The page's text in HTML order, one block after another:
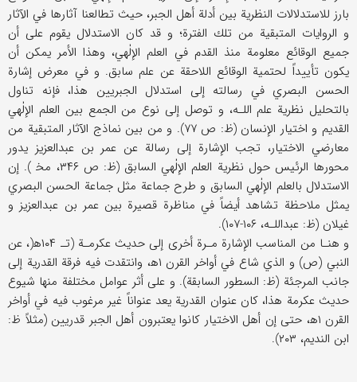
بارز للاستدلالات النظرية بين أدلة أهل الجبر، حيث تطالعنا آثارها في الآثار
و الروايات المتبقية من تلك الفترة؛ و قد كان الاستدلال يقوم على أن
جميع الوقائع معلومة منذ القدم في العلم الإلٰهي، وهذا الأمر يمكن أن
يكون تأييداً لحتمية الوقائع اللاحقة عن علم سابق. و في معرض إشارة
الحسن البصري في رسالته إلى استدلال الجبريين هذا، فإنه تناول
بالتحليل نظرية علم اللـه، و توصل إلى نوع من الجمع بين العلم الإلٰهي
القديم و اختيار الإنسان (ظ: ص ۷۷). و من بين نماذج الآثار المتبقية من
معارضي الاختيار، تجب الإشارة إلى رسالة عن عمر بن عبدالعزيز يدور
محورها الرئيس حول نظرية العلم الإلٰهي السابق (ظ: ص ۳۴۶، مخ‍ ‍). إن
الاستدلال بالعلم الإلٰهي السابق و طرح جماعة مثل جماعة الحسن البصري
يمثل ملاحظة تشاهد أيضاً في مناظرة قصيرة بين عمر بن عبدالعزيز و
غيلان (ظ: عبداللـه، ۱۰۶-۱۰۷).
و هنـا من المناسب الإشارة مـرة أخرى إلى حديث عكرمـة (ت‍ـ ۱۰۴ه‍(، عن
النبي (ص) و الذي شاع في أواخر القرن ۱ه‍، وانتقدت فيه فرقة القدرية إلى
جانب المرجئة (ظ: السطور السابقة). و على أثر عوامل مختلفة منها شيوع
حديث عكرمة هذا، كان عنوان القدرية يعد عنواناً غير مرغوب فيه في أواخر
القرن ۱ه‍، حتى إن أهل الاختيار كانوا يعتبرون أهل الجبر قدريين (مثلاً ظ:
ابن النديم، ۲۰۳).